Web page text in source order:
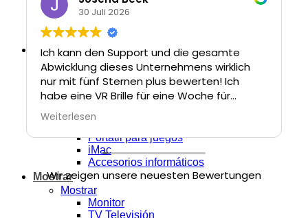
Apple Vision Pro
Accesorios de RV
Ordenador
Todos los ordenadores
Escritorio
Portátil
Estación de trabajo
Categorías populares
Portátil para juegos
iMac
Accesorios informáticos
Mostrar
Mostrar
Monitor
TV Televisión
30 Juli 2026
Ich kann den Support und die gesamte
Abwicklung dieses Unternehmens wirklich
nur mit fünf Sternen plus bewerten! Ich
habe eine VR Brille für eine Woche für
meinen Sohn zum Geburtstag gemietet
und nach fehlerhafter Funktion kam
unkompliziert ohne Mehrkosten Aufwand
direkt ein neues Modell.
Der Service und Support war jederzeit
überaus freundlich und ich kann dieses
Gesamtkonzept und den persönlichen
Weiterlesen
Wir zeigen unsere neuesten Bewertungen